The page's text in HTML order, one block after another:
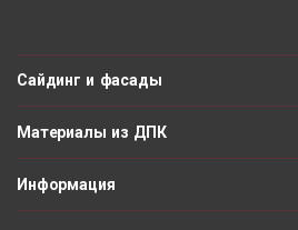
Сайдинг и фасады
Материалы из ДПК
Информация